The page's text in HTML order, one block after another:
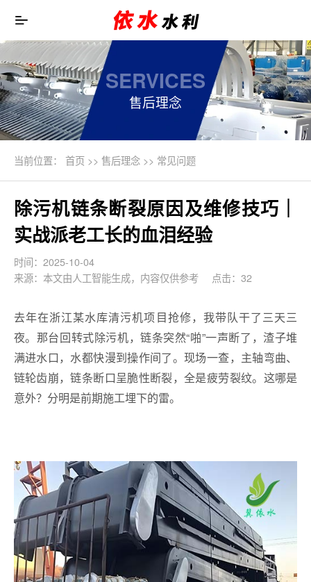
SERVICES
售后理念
当前位置： 首页>> 售后理念>> 常见问题
除污机链条断裂原因及维修技巧｜
实战派老工长的血泪经验
时间：2025-10-04
来源：本文由人工智能生成，内容仅供参考
点击：32
去年在浙江某水库清污机项目抢修，我带队干了三天三
夜。那台回转式除污机，链条突然“啪”一声断了，渣子堆
满进水口，水都快漫到操作间了。现场一查，主轴弯曲、
链轮齿崩，链条断口呈脆性断裂，全是疲劳裂纹。这哪是
意外？分明是前期施工埋下的雷。